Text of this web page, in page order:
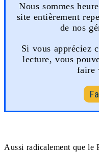
Nous sommes
site entièrement
de nos
Si vous appréciez
lecture, vous
faire
Aussi radicalement que le